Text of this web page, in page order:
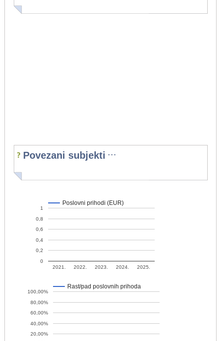
Povezani subjekti ...
Poslovni prihodi (EUR)
2021. 2022. 2023. 2024. 2025.
0
0,2
0,4
0,6
0,8
1
Rast/pad poslovnih prihoda
20,00%
40,00%
60,00%
80,00%
100,00%